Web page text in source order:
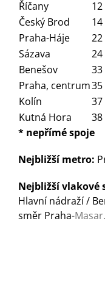
Říčany
Český Brod
Praha-Háje
22
Sázava
24
Benešov
33
Praha, centrum35
Kolín
37
Kutná Hora
38
* nepřímé spoje
Nejbližší metro:
Nejbližší vlakové
Hlavní nádraží /
směr Praha-